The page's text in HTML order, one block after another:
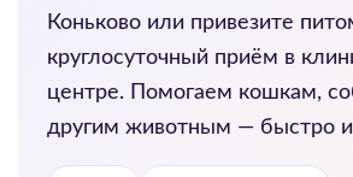
Коньково или привезите
круглосуточный приём в
центре. Помогаем кошкам,
другим животным — быстро и